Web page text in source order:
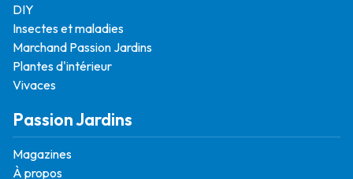
DIY
Insectes et maladies
Marchand Passion Jardins
Plantes d'intérieur
Vivaces
Passion Jardins
Magazines
À propos